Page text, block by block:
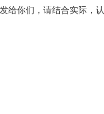
给你们，请结合实际，认